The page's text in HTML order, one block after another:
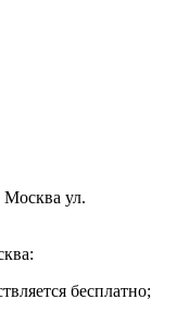
Москва ул.
бесплатно;